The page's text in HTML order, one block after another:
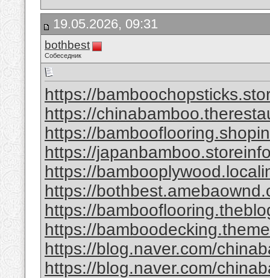
19.05.2026, 09:31
bothbest
Собеседник
https://
https://
https://
https://
https://
https://
https://
https://
https://blog.naver.com/
https://blog.naver.com/